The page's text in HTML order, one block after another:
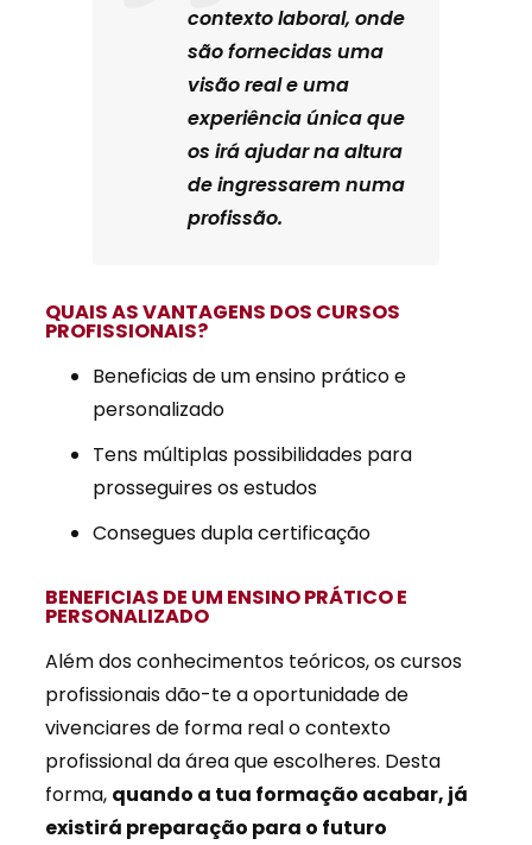
contexto laboral, onde
são fornecidas uma
visão real e uma
experiência única que
os irá ajudar na altura
de ingressarem numa
profissão.
QUAIS AS VANTAGENS DOS CURSOS
PROFISSIONAIS?
Beneficias de um ensino prático e
personalizado
Tens múltiplas possibilidades para
prosseguires os estudos
Consegues dupla certificação
BENEFICIAS DE UM ENSINO PRÁTICO E
PERSONALIZADO
Além dos conhecimentos teóricos, os cursos
profissionais dão-te a oportunidade de
vivenciares de forma real o contexto
profissional da área que escolheres. Desta
forma, quando a tua formação acabar, já
existirá preparação para o futuro